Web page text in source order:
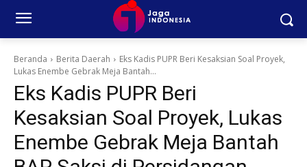
Beranda Berita Daerah
Eks Kadis PUPR Beri Kesaksian Soal Proyek,
Lukas Enembe Gebrak Meja Bantah...
Eks Kadis PUPR Beri
Kesaksian Soal Proyek, Lukas
Enembe Gebrak Meja Bantah